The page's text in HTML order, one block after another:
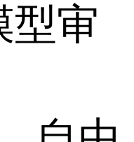
型审